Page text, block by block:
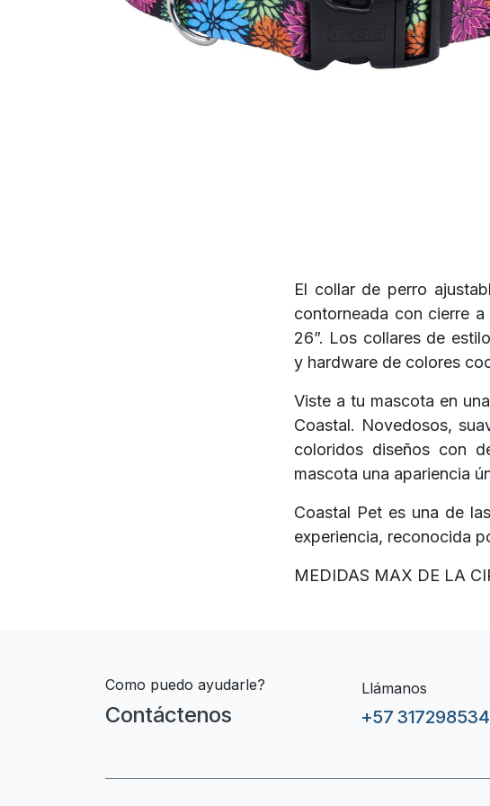
El collar de perro
contorneada con cierre a
26”. Los collares de
y hardware de colores
Viste a tu mascota en
Coastal. Novedosos,
coloridos diseños con
mascota una apariencia
Coastal Pet es una de
experiencia, reconocida
MEDIDAS MAX DE LA
Como puedo ayudarle?
Contáctenos
Llámanos
+57